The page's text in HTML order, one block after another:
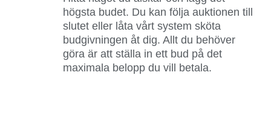
högsta budet. Du kan följa auktionen till
slutet eller låta vårt system sköta
budgivningen åt dig. Allt du behöver
göra är att ställa in ett bud på det
maximala belopp du vill betala.